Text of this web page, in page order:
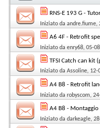
RNS-E 193 G -
Iniziato da andre.fiume,
A6 4F - Retrofit
Iniziato da enry68, 05-
TFSI Catch can kit
Iniziato da Assoline, 12-
A4 B8 - Retrofit
Iniziato da robyscom,
A4 B8 - Montaggio
Iniziato da darkeagle,